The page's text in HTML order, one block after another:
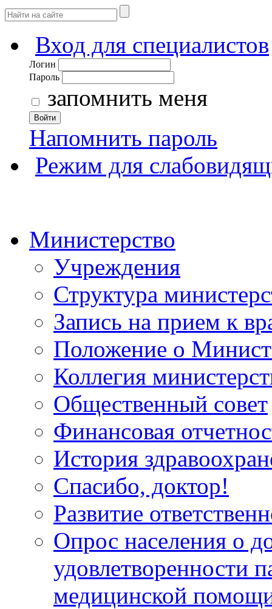
Вход для специалистов
Логин
Пароль
запомнить меня
Войти
Напомнить пароль
Режим для
Министерство
Учреждения
Структура
Запись на прием к
Положение о
Коллегия
Общественный совет
Финансовая
История
Спасибо, доктор!
Развитие
Опрос населения о
удовлетворенности
медицинской